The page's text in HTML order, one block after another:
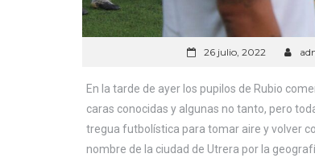
26 julio, 2022
En la tarde de ayer los pupilos de Rubio
caras conocidas y algunas no tanto, pero
tregua futbolística para tomar aire y volver
nombre de la ciudad de Utrera por la